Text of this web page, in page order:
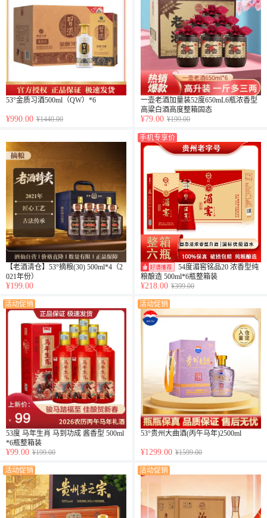
53°金质习酒500ml（QW）*6
¥990.00 ¥1440.00
一壶老酒加量装52度650mL6瓶浓香型
高粱白酒高度整箱固态
¥79.00 ¥199.00
【老酒清仓】53°摘粮(30) 500ml*4（2
021年份）
¥199.00
手机专享价
54度湄窖铭品20 浓香型纯
粮酿造 500ml*6瓶整箱装
¥218.00 ¥399.00
活动促销
53度 马年生肖 马到功成 酱香型 500ml
*6瓶整箱装
¥99.00 ¥199.00
活动促销
53°贵州大曲酒(丙午马年)2500ml
¥1299.00 ¥1599.00
活动促销 活动促销